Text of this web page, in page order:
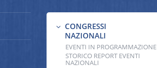
3 CONGRESSI
NAZIONALI
EVENTI IN PROGRAMMAZIONE
STORICO REPORT EVENTI
NAZIONALI